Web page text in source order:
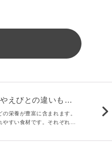
えびとの違いも解
栄養が豊富に含まれます。
すい食材です。それぞれの